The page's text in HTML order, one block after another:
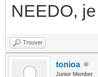
NEEDO,
Trouver
tonioa
Junior Member